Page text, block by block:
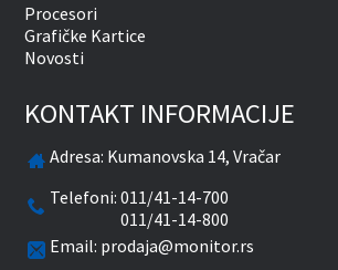
Procesori
Grafičke Kartice
Novosti
KONTAKT INFORMACIJE
Adresa: Kumanovska 14, Vračar
Telefoni:011/41-14-700
011/41-14-800
Email: prodaja@monitor.rs